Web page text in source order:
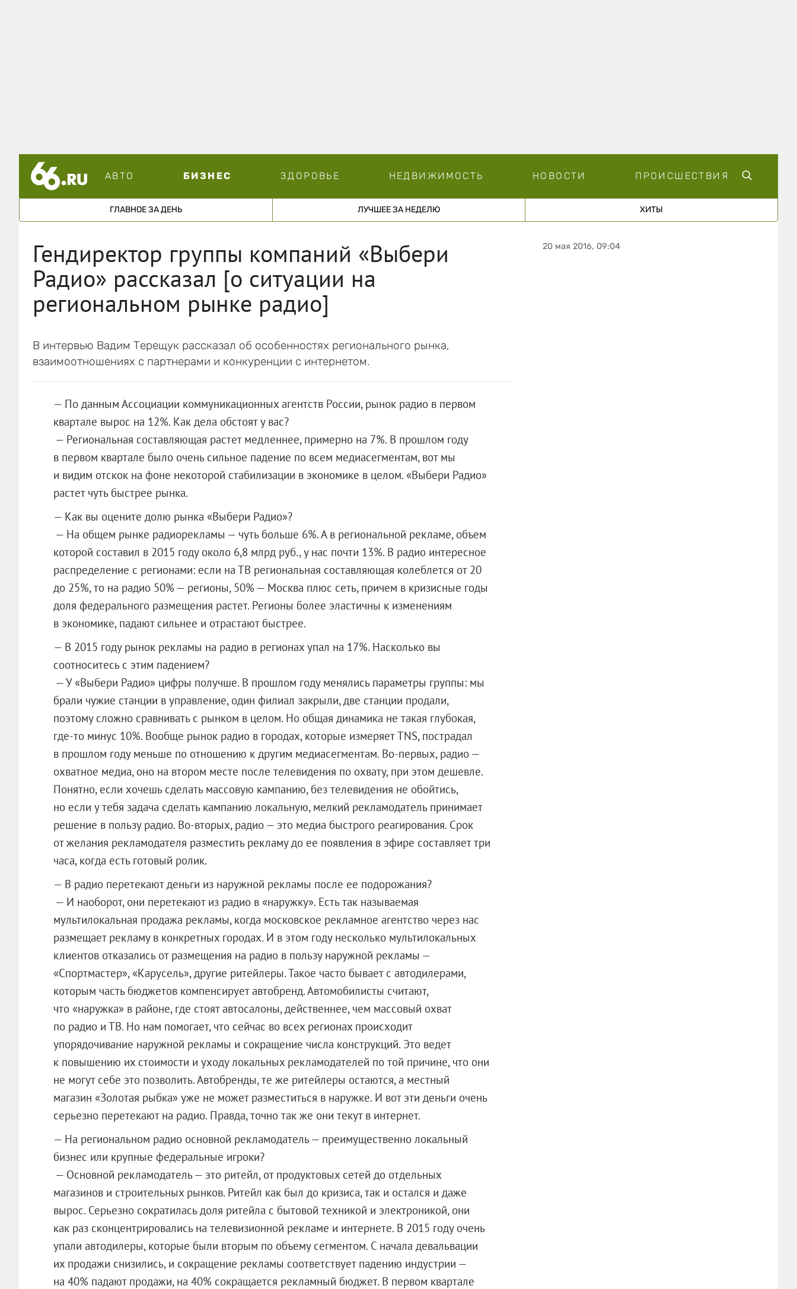
АВТО БИЗНЕС ЗДОРОВЬЕ НЕДВИЖИМОСТЬ НОВОСТИ ПРОИСШЕСТВИЯ
ГЛАВНОЕ ЗА ДЕНЬ ЛУЧШЕЕ ЗА НЕДЕЛЮ ХИТЫ
Гендиректор группы компаний «Выбери
Радио» рассказал [о ситуации на
региональном рынке радио]
В интервью Вадим Терещук рассказал об особенностях регионального рынка,
взаимоотношениях с партнерами и конкуренции с интернетом.
— По данным Ассоциации коммуникационных агентств России, рынок радио в первом
квартале вырос на 12%. Как дела обстоят у вас?
— Региональная составляющая растет медленнее, примерно на 7%. В прошлом году
в первом квартале было очень сильное падение по всем медиасегментам, вот мы
и видим отскок на фоне некоторой стабилизации в экономике в целом. «Выбери Радио»
растет чуть быстрее рынка.
— Как вы оцените долю рынка «Выбери Радио»?
— На общем рынке радиорекламы — чуть больше 6%. А в региональной рекламе, объем
которой составил в 2015 году около 6,8 млрд руб., у нас почти 13%. В радио интересное
распределение с регионами: если на ТВ региональная составляющая колеблется от 20
до 25%, то на радио 50% — регионы, 50% — Москва плюс сеть, причем в кризисные годы
доля федерального размещения растет. Регионы более эластичны к изменениям
в экономике, падают сильнее и отрастают быстрее.
— В 2015 году рынок рекламы на радио в регионах упал на 17%. Насколько вы
соотноситесь с этим падением?
— У «Выбери Радио» цифры получше. В прошлом году менялись параметры группы: мы
брали чужие станции в управление, один филиал закрыли, две станции продали,
поэтому сложно сравнивать с рынком в целом. Но общая динамика не такая глубокая,
где-то минус 10%. Вообще рынок радио в городах, которые измеряет TNS, пострадал
в прошлом году меньше по отношению к другим медиасегментам. Во-первых, радио —
охватное медиа, оно на втором месте после телевидения по охвату, при этом дешевле.
Понятно, если хочешь сделать массовую кампанию, без телевидения не обойтись,
но если у тебя задача сделать кампанию локальную, мелкий рекламодатель принимает
решение в пользу радио. Во-вторых, радио — это медиа быстрого реагирования. Срок
от желания рекламодателя разместить рекламу до ее появления в эфире составляет три
часа, когда есть готовый ролик.
— В радио перетекают деньги из наружной рекламы после ее подорожания?
— И наоборот, они перетекают из радио в «наружку». Есть так называемая
мультилокальная продажа рекламы, когда московское рекламное агентство через нас
размещает рекламу в конкретных городах. И в этом году несколько мультилокальных
клиентов отказались от размещения на радио в пользу наружной рекламы —
«Спортмастер», «Карусель», другие ритейлеры. Такое часто бывает с автодилерами,
которым часть бюджетов компенсирует автобренд. Автомобилисты считают,
что «наружка» в районе, где стоят автосалоны, действеннее, чем массовый охват
по радио и ТВ. Но нам помогает, что сейчас во всех регионах происходит
упорядочивание наружной рекламы и сокращение числа конструкций. Это ведет
к повышению их стоимости и уходу локальных рекламодателей по той причине, что они
не могут себе это позволить. Автобренды, те же ритейлеры остаются, а местный
магазин «Золотая рыбка» уже не может разместиться в наружке. И вот эти деньги очень
серьезно перетекают на радио. Правда, точно так же они текут в интернет.
— На региональном радио основной рекламодатель — преимущественно локальный
бизнес или крупные федеральные игроки?
— Основной рекламодатель — это ритейл, от продуктовых сетей до отдельных
магазинов и строительных рынков. Ритейл как был до кризиса, так и остался и даже
вырос. Серьезно сократилась доля ритейла с бытовой техникой и электроникой, они
как раз сконцентрировались на телевизионной рекламе и интернете. В 2015 году очень
упали автодилеры, которые были вторым по объему сегментом. С начала девальвации
их продажи снизились, и сокращение рекламы соответствует падению индустрии —
на 40% падают продажи, на 40% сокращается рекламный бюджет. В первом квартале
20 мая 2016, 09:04